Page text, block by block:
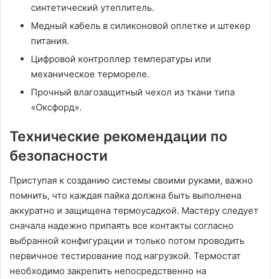
синтетический утеплитель.
Медный кабель в силиконовой оплетке и штекер
питания.
Цифровой контроллер температуры или
механическое термореле.
Прочный влагозащитный чехол из ткани типа
«Оксфорд».
Технические рекомендации по
безопасности
Приступая к созданию системы своими руками, важно
помнить, что каждая пайка должна быть выполнена
аккуратно и защищена термоусадкой. Мастеру следует
сначала надежно припаять все контакты согласно
выбранной конфигурации и только потом проводить
первичное тестирование под нагрузкой. Термостат
необходимо закрепить непосредственно на